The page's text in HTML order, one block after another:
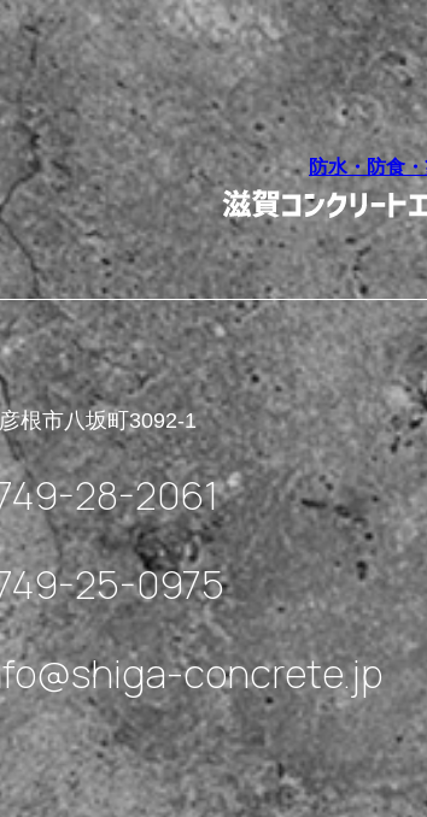
防水・防食
根市八坂町3092-1
28-2061
25-0975
concrete.jp